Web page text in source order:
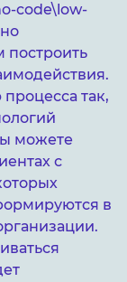
code\low-
построить
так,
можете
с
в